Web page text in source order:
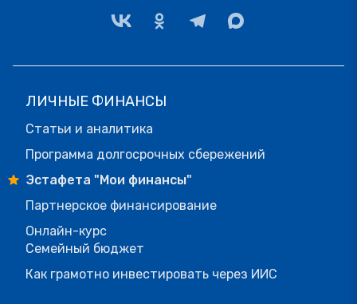
ЛИЧНЫЕ ФИНАНСЫ
Статьи и аналитика
Программа долгосрочных сбережений
Эстафета "Мои финансы"
Партнерское финансирование
Онлайн-курс
Семейный бюджет
Как грамотно инвестировать через ИИС